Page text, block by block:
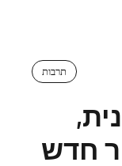
תרבות
חדש